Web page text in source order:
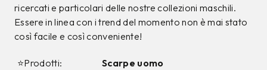
ricercati e particolari delle nostre collezioni maschili.
Essere in linea con i trend del momento non è mai stato
così facile e così conveniente!
⭐Prodotti:
Scarpe uomo